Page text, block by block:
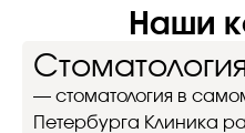
Наши
— стоматология в
Петербурга Клиника